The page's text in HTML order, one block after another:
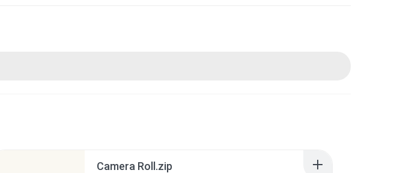
Camera Roll.zip